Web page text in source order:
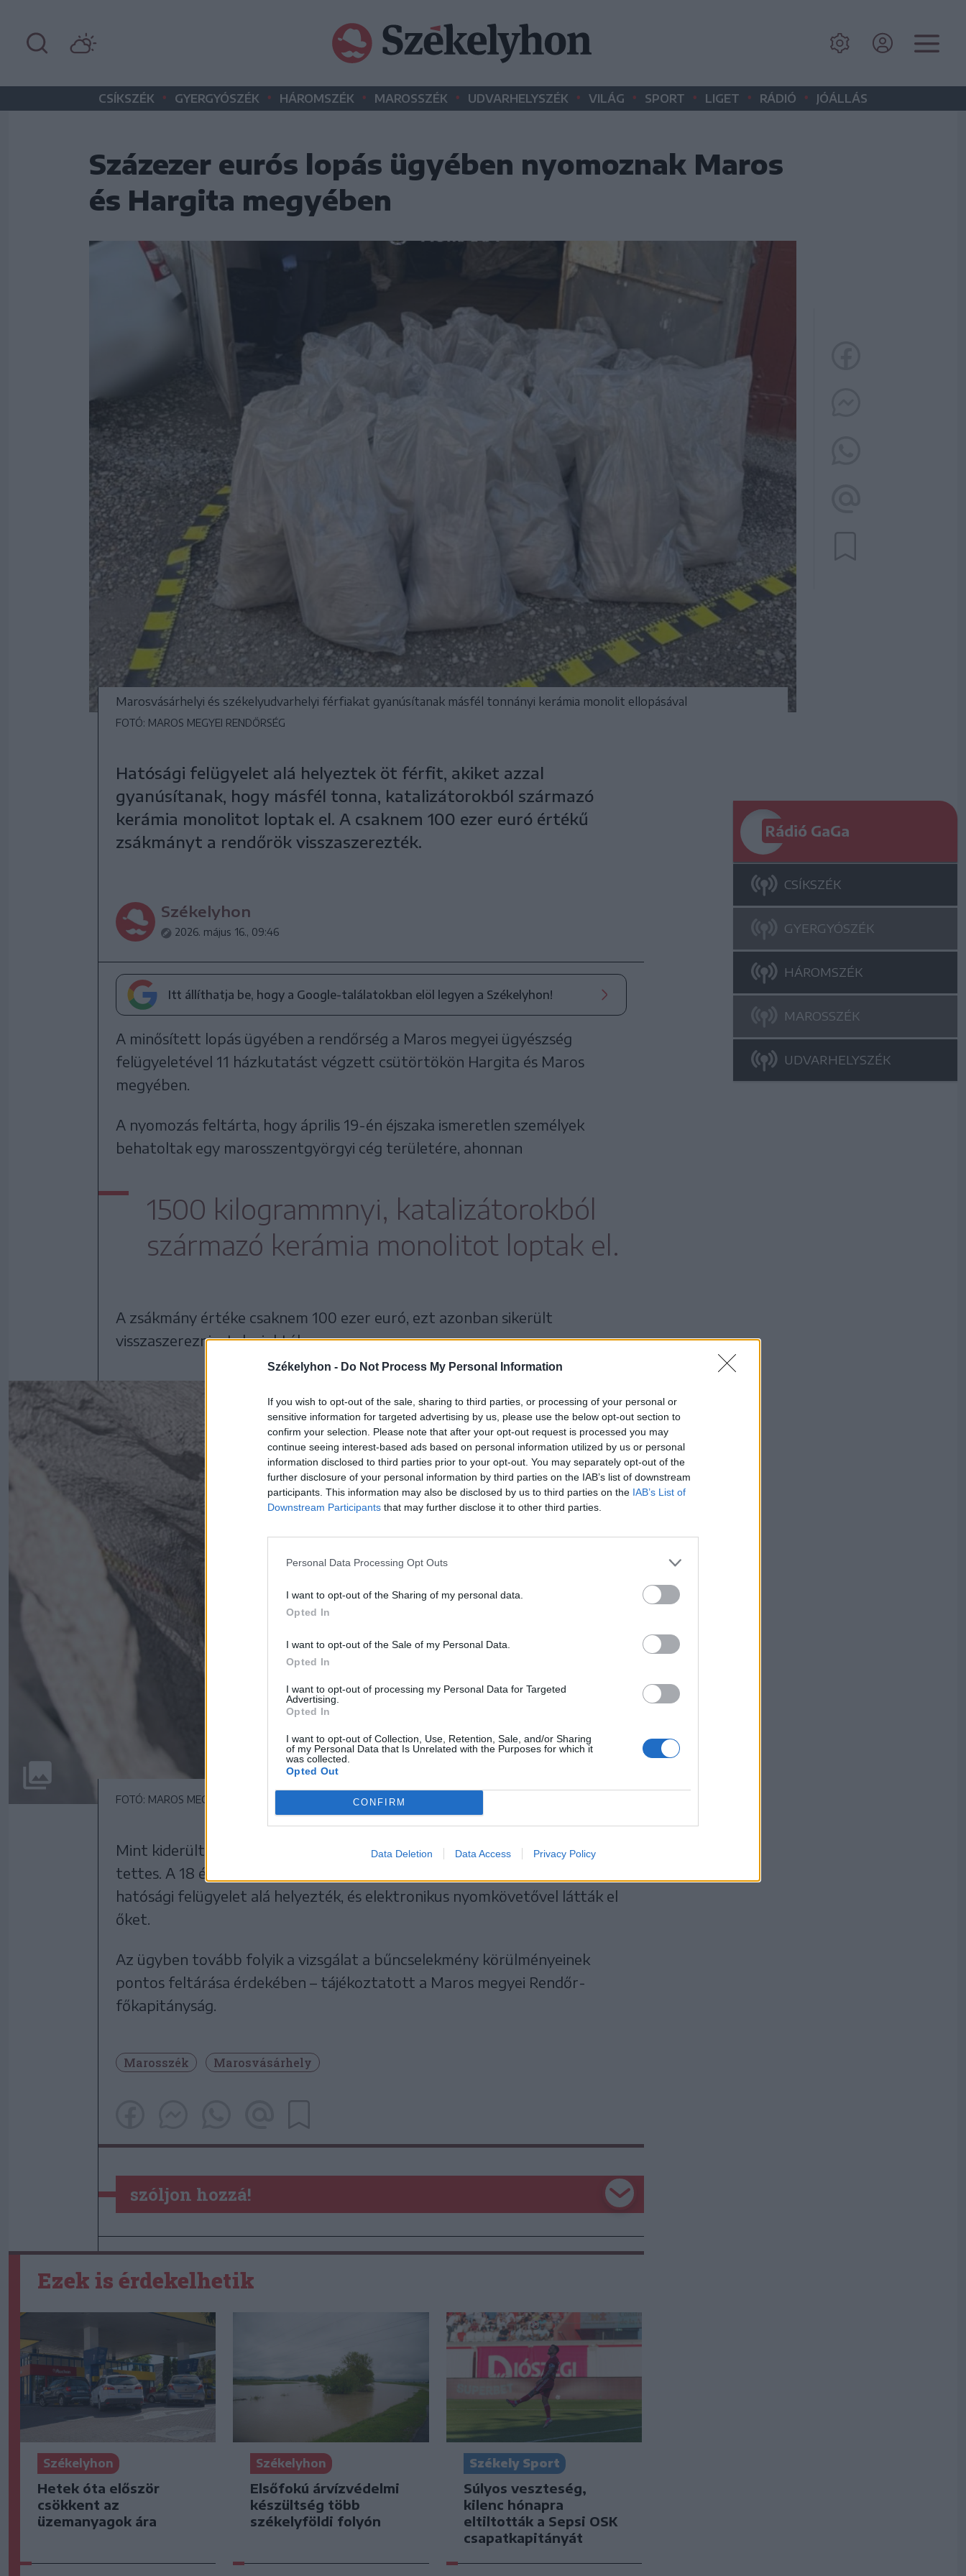
Székelyhon - Do Not Process My Personal Information
If you wish to opt-out of the sale, sharing to third parties, or processing of your personal or
sensitive information for targeted advertising by us, please use the below opt-out section to
confirm your selection. Please note that after your opt-out request is processed you may
continue seeing interest-based ads based on personal information utilized by us or personal
information disclosed to third parties prior to your opt-out. You may separately opt-out of the
further disclosure of your personal information by third parties on the IAB’s list of downstream
participants. This information may also be disclosed by us to third parties on the IAB’s List of
Downstream Participants that may further disclose it to other third parties.
Personal Data Processing Opt Outs
I want to opt-out of the Sharing of my personal data.
Opted In
I want to opt-out of the Sale of my Personal Data.
Opted In
I want to opt-out of processing my Personal Data for Targeted
Advertising.
Opted In
I want to opt-out of Collection, Use, Retention, Sale, and/or Sharing
of my Personal Data that Is Unrelated with the Purposes for which it
was collected.
Opted Out
CONFIRM
Data Deletion Data Access Privacy Policy
CSÍKSZÉK • GYERGYÓSZÉK • HÁROMSZÉK • MAROSSZÉK • UDVARHELYSZÉK • VILÁG • SPORT • LIGET • RÁDIÓ • JÓÁLLÁS
Százezer eurós lopás ügyében nyomoznak Maros
és Hargita megyében
Marosvásárhelyi és székelyudvarhelyi férfiakat gyanúsítanak másfél tonnányi kerámia monolit ellopásával
FOTÓ: MAROS MEGYEI RENDŐRSÉG
Hatósági felügyelet alá helyeztek öt férfit, akiket azzal
gyanúsítanak, hogy másfél tonna, katalizátorokból származó
kerámia monolitot loptak el. A csaknem 100 ezer euró értékű
zsákmányt a rendőrök visszaszerezték.
Székelyhon
2026. május 16., 09:46
Itt állíthatja be, hogy a Google-találatokban elöl legyen a Székelyhon!
A minősített lopás ügyében a rendőrség a Maros megyei ügyészség
felügyeletével 11 házkutatást végzett csütörtökön Hargita és Maros
megyében.
A nyomozás feltárta, hogy április 19-én éjszaka ismeretlen személyek
behatoltak egy marosszentgyörgyi cég területére, ahonnan
1500 kilogrammnyi, katalizátorokból
származó kerámia monolitot loptak el.
A zsákmány értéke csaknem 100 ezer euró, ezt azonban sikerült
visszaszerezni a tolvajoktól.
FOTÓ: MAROS MEGYEI RENDŐRSÉG
Mint kiderült, öt marosvásárhelyi, illetve székelyudvarhelyi férfi volt a
tettes. A 18 és 50 év közötti férfiakat őrizetbe vették, majd pénteken
hatósági felügyelet alá helyezték, és elektronikus nyomkövetővel látták el
őket.
Az ügyben tovább folyik a vizsgálat a bűncselekmény körülményeinek
pontos feltárása érdekében – tájékoztatott a Maros megyei Rendőr-
főkapitányság.
Marosszék Marosvásárhely
szóljon hozzá!
Rádió GaGa
CSÍKSZÉK
GYERGYÓSZÉK
HÁROMSZÉK
MAROSSZÉK
UDVARHELYSZÉK
Ezek is érdekelhetik
Székelyhon
Hetek óta először
csökkent az
üzemanyagok ára
Székelyhon
Elsőfokú árvízvédelmi
készültség több
székelyföldi folyón
Székely Sport
Súlyos veszteség,
kilenc hónapra
eltiltották a Sepsi OSK
csapatkapitányát